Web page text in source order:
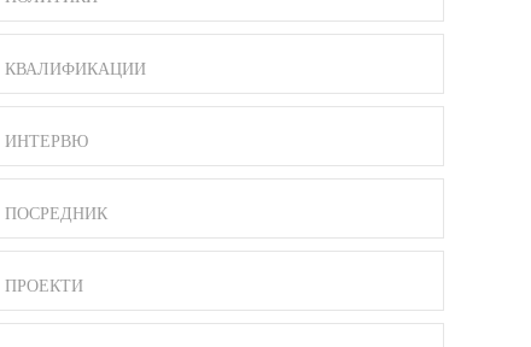
КВАЛИФИКАЦИИ
ИНТЕРВЮ
ПОСРЕДНИК
ПРОЕКТИ